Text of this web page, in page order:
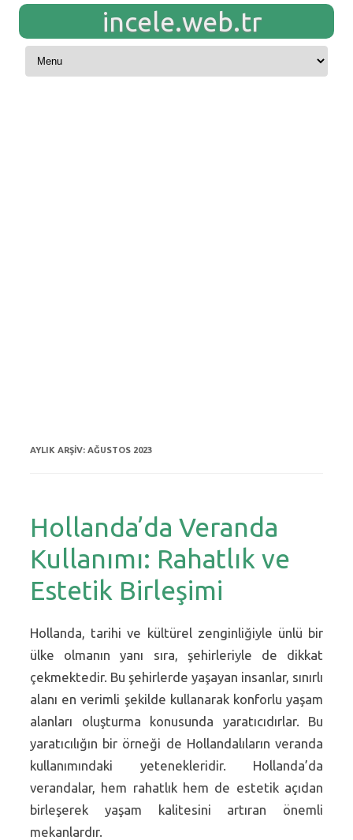
incele.web.tr
Skip to content
AYLIK ARŞIV: AĞUSTOS 2023
Hollanda’da Veranda
Kullanımı: Rahatlık ve
Estetik Birleşimi
Hollanda, tarihi ve kültürel zenginliğiyle ünlü bir
ülke olmanın yanı sıra, şehirleriyle de dikkat
çekmektedir. Bu şehirlerde yaşayan insanlar, sınırlı
alanı en verimli şekilde kullanarak konforlu yaşam
alanları oluşturma konusunda yaratıcıdırlar. Bu
yaratıcılığın bir örneği de Hollandalıların veranda
kullanımındaki yetenekleridir. Hollanda’da
verandalar, hem rahatlık hem de estetik açıdan
birleşerek yaşam kalitesini artıran önemli
mekanlardır.